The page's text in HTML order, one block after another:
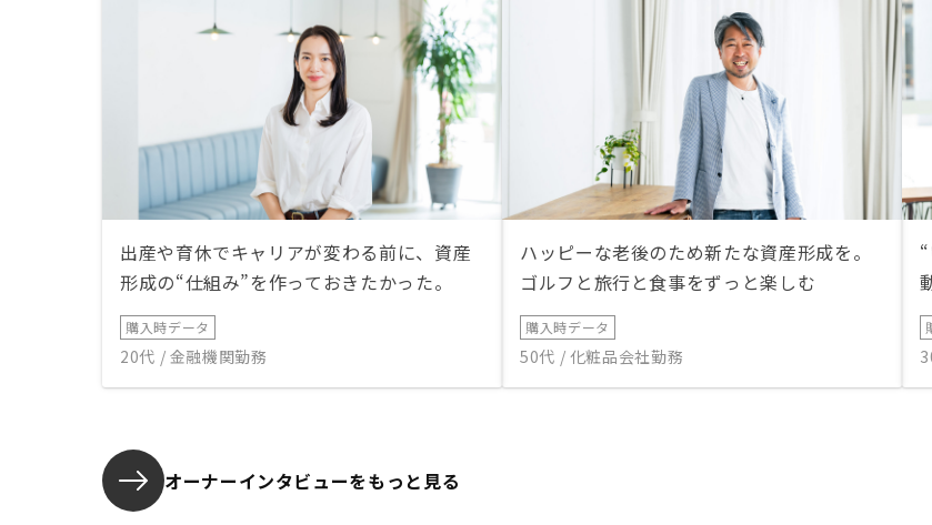
出産や育休でキャリアが変わる前に、資産
形成の“仕組み”を作っておきたかった。
購入時データ
20代 / 金融機関勤務
ハッピーな老後のため新たな資産形成を。
ゴルフと旅行と食事をずっと楽しむ
購入時データ
50代 / 化粧品会社勤務
オーナーインタビューをもっと見る